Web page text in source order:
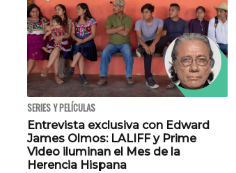
SERIES Y PELÍCULAS
Entrevista exclusiva con Edward
James Olmos: LALIFF y Prime
Video iluminan el Mes de la
Herencia Hispana